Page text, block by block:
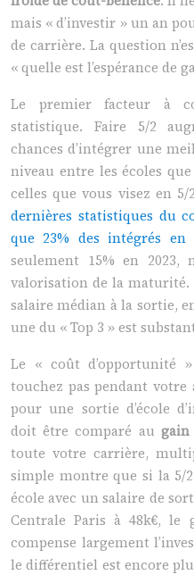
mais « d’investir » un an
de carrière. La question
« quelle est l’espérance de
Le premier facteur à
statistique. Faire 5/2
chances d’intégrer une
niveau entre les écoles
celles que vous visez en
dernières statistiques du
que 23% des intégrés en
seulement 15% en
valorisation de la maturité.
salaire médian à la sortie,
une du « Top 3 » est
Le « coût d’opportunité
touchez pas pendant votre
pour une sortie d’école
doit être comparé au gain
toute votre carrière,
simple montre que si la 5/
école avec un salaire de
Centrale Paris à 48k€, le
compense largement
le différentiel est encore